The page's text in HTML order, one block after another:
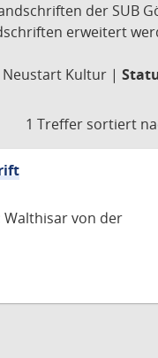
der SUB
erweitert
Kultur |
1 Treffer sortiert
Walthisar von der